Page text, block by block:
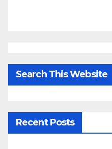
Search This Website
Recent Posts